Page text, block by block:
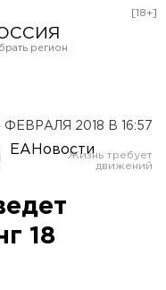
[18+]
ФЕВРАЛЯ 2018 В 16:57
ЕАНовости
18